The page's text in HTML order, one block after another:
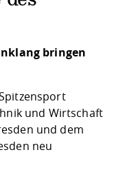
und Physik
Digitales Lernen
Lebenslagen
Studentenwerk
Angebote der
Lehren,
Weiterbilden im
Formulare und
Internationale
Kooperationen
Klimaschutz &
Förderverein
Landbau/
Maschinenbau
bringen
und Wirtschaft
und dem
neu